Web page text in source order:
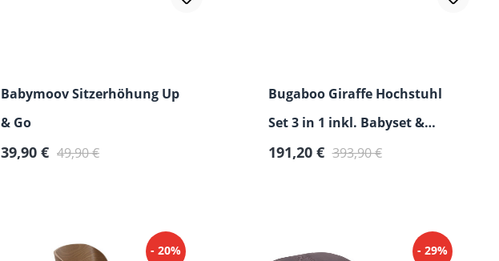
Babymoov Sitzerhöhung Up
& Go
Verkaufspreis:
39,90 € Regulärer Preis:
49,90 €
Bugaboo Giraffe Hochstuhl
Set 3 in 1 inkl. Babyset &
Tray
191,20 € 393,90 €
- 20% - 29%